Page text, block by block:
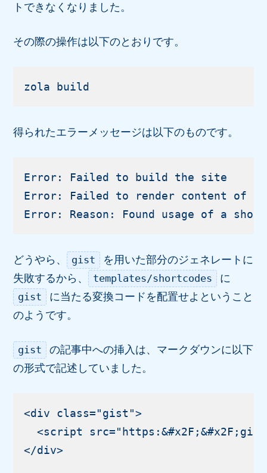
トできなくなりました。
その際の操作は以下のとおりです。
得られたエラーメッセージは以下のものです。
Error: Failed to build the site
Error: Failed to render content of `ビ
どうやら、 gist
を用いた部分のジェネレートに
失敗するから、 templates/shortcodes に
gist
に当たる変換コードを配置せよということ
のようです。
gist
の記事中への挿入は、マークダウンに以下
の形式で記述していました。
<div class="gist">
<script
</div>